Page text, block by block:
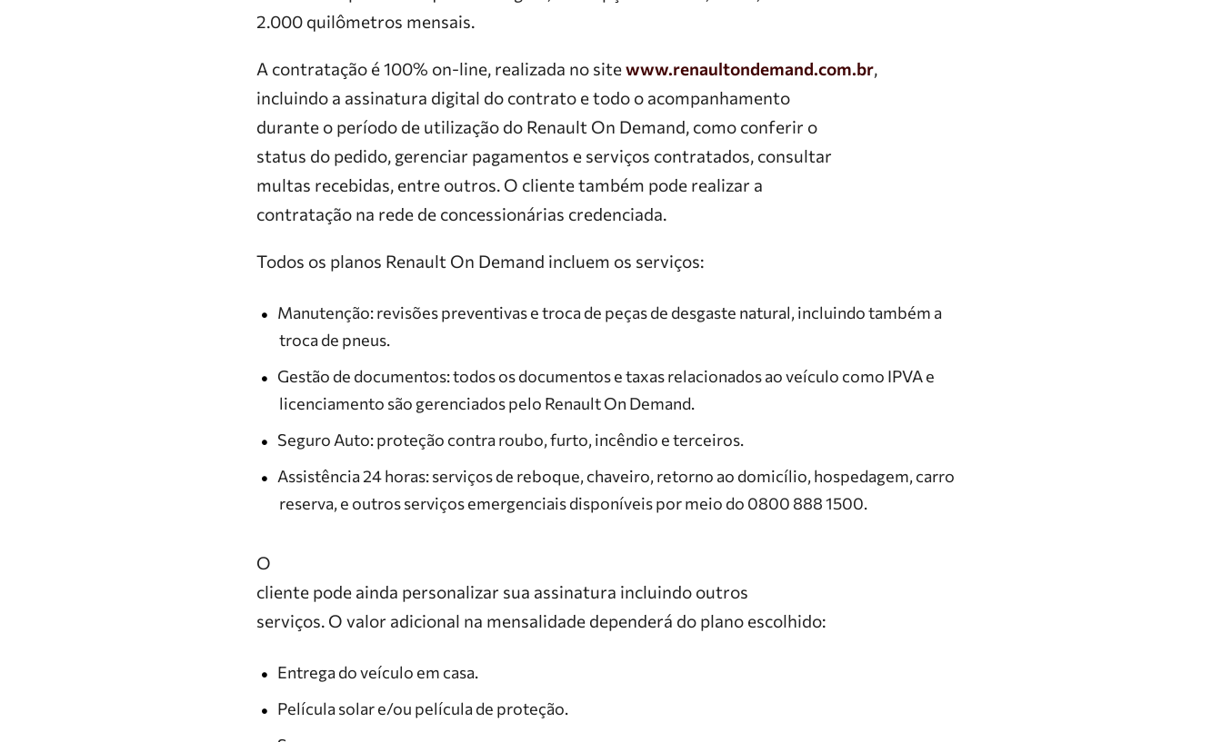
2.000 quilômetros mensais.
A contratação é 100% on-line, realizada no sitewww.renaultondemand.com.br,
incluindo a assinatura digital do contrato e todo o acompanhamento
durante o período de utilização do Renault On Demand, como conferir o
status do pedido, gerenciar pagamentos e serviços contratados, consultar
multas recebidas, entre outros. O cliente também pode realizar a
contratação na rede de concessionárias credenciada.
Todos os planos Renault On Demand incluem os serviços:
Manutenção: revisões preventivas e troca de peças de desgaste natural, incluindo também a
troca de pneus.
Gestão de documentos: todos os documentos e taxas relacionados ao veículo como IPVA e
licenciamento são gerenciados pelo Renault On Demand.
Seguro Auto: proteção contra roubo, furto, incêndio e terceiros.
Assistência 24 horas: serviços de reboque, chaveiro, retorno ao domicílio, hospedagem, carro
reserva, e outros serviços emergenciais disponíveis por meio do 0800 888 1500.
O
cliente pode ainda personalizar sua assinatura incluindo outros
serviços. O valor adicional na mensalidade dependerá do plano escolhido:
Entrega do veículo em casa.
Película solar e/ou película de proteção.